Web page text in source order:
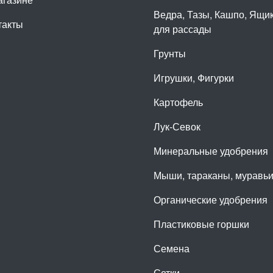
Ведра, Тазы, Кашпо,
для рассады
Грунты
Игрушки, Фигурки
Картофель
Лук-Севок
Минеральные удобрения
Мыши, тараканы, муравьи
Органические удобрения
Пластиковые горшки
Семена